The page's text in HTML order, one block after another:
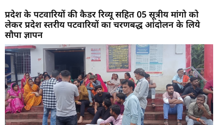
प्रदेश के पटवारियों की कैडर रिव्यू सहित 05 सूत्रीय मांगो को
लेकर प्रदेश स्तरीय पटवारियों का चरणबद्ध आंदोलन के लिये
सौपा ज्ञापन